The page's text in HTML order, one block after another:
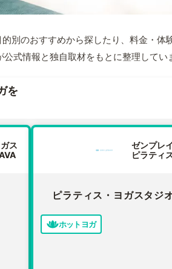
別のおすすめから探したり、料金・
式情報と独自取材をもとに整理してい
を
ス
ゼンプレ
ピラティ
ピラティス・ヨガスタジ
ホットヨガ